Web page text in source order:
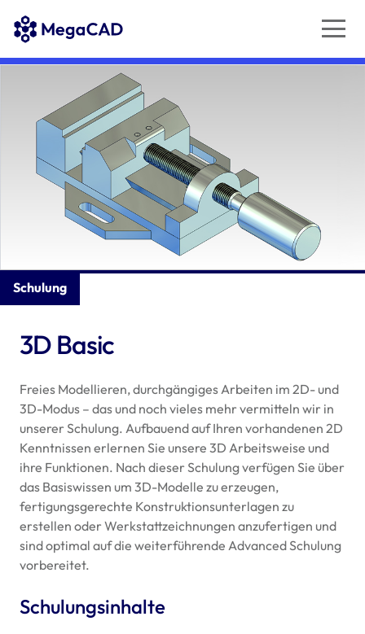
Schulung
3D Basic
Freies Modellieren, durchgängiges Arbeiten im 2D- und
3D-Modus – das und noch vieles mehr vermitteln wir in
unserer Schulung. Aufbauend auf Ihren vorhandenen 2D
Kenntnissen erlernen Sie unsere 3D Arbeitsweise und
ihre Funktionen. Nach dieser Schulung verfügen Sie über
das Basiswissen um 3D-Modelle zu erzeugen,
fertigungsgerechte Konstruktionsunterlagen zu
erstellen oder Werkstattzeichnungen anzufertigen und
sind optimal auf die weiterführende Advanced Schulung
vorbereitet.
Schulungsinhalte